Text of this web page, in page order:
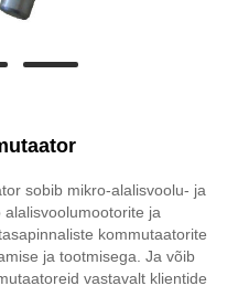
sobib mikro-alalisvoolu- ja
ja
kommutaatorite
ja tootmisega. Ja võib
vastavalt klientide